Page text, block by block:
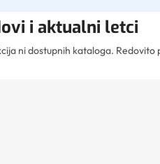
i aktualni letci
ni dostupnih kataloga.